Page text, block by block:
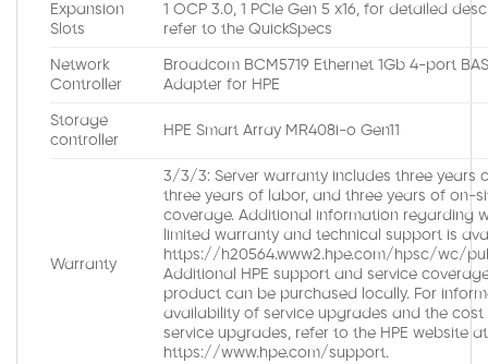
Expansion
Slots
1 OCP 3.0, 1 PCIe Gen 5 x16, for detailed
refer to the QuickSpecs
Network
Controller
Broadcom BCM5719 Ethernet 1Gb 4-port
Adapter for HPE
Storage
controller
HPE Smart Array MR408i-o Gen11
Warranty
3/3/3: Server warranty includes three years
three years of labor, and three years of on-
coverage. Additional information regarding
limited warranty and technical support is
https://h20564.www2.hpe.com/hpsc/wc/
Additional HPE support and service
product can be purchased locally. For
availability of service upgrades and the cost
service upgrades, refer to the HPE website at
https://www.hpe.com/support.